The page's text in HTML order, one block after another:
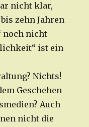
nicht klar,
zehn Jahren
noch nicht
ist ein
Nichts!
Geschehen
Auch
nicht die